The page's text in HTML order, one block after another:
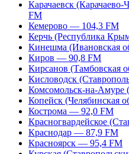
Карачаевск
FM
Кемерово — 104,3 FM
Керчь (Республика
Кинешма (Ивановская
Киров — 90,8 FM
Кирсанов (Тамбовская
Кисловодск
Комсомольск-на-Амуре
Копейск (Челябинская
Кострома — 92,0 FM
Красногвардейское
Краснодар — 87,9 FM
Красноярск — 95,4 FM